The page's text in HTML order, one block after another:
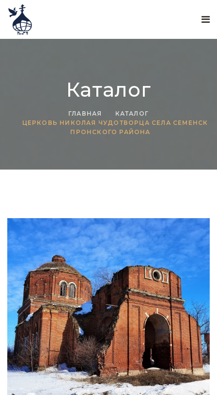
Каталог
ГЛАВНАЯ
КАТАЛОГ
ЦЕРКОВЬ НИКОЛАЯ ЧУДОТВОРЦА СЕЛА СЕМЕНСК
ПРОНСКОГО РАЙОНА